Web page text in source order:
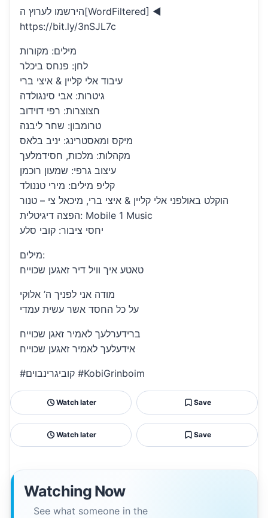
הירשמו לערוץ ה[WordFiltered] ◄
https://bit.ly/3nSJL7c
מילים: מקורות
לחן: פנחס ביכלר
עיבוד אלי קליין & איצי ברי
גיטרות: אבי סינגולדה
חצוצרות: רפי דוידוב
טרומבון: שחר ליבנה
מיקס ומאסטרינג: יניב בלאס
מקהלות: מלכות, חסידמלעך
עיצוב גרפי: שמעון רוכמן
קליפ מילים: מירי טננולד
הוקלט באולפני אלי קליין & איצי ברי, מיכאל צי – טנור
הפצה דיגיטלית: Mobile 1 Music
יחסי ציבור: קובי סלע
מילים:
טאטע איך וויל דיר זאגען שכוייח
מודה אני לפניך ה’ אלוקי
על כל החסד אשר עשית עמדי
ברידערלעך לאמיר זאגן שכוייח
אידעלעך לאמיר זאגען שכוייח
#קוביגרינבוים #KobiGrinboim
Watch later Save
Watch later Save
Watching Now
See what someone in the